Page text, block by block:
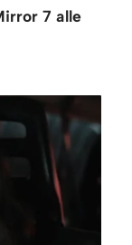
7 alle